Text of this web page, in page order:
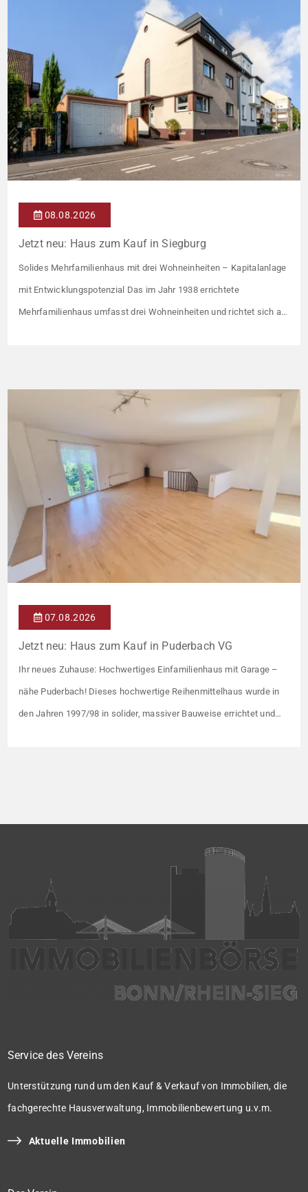
08.08.2026
Jetzt neu: Haus zum Kauf in Siegburg
Solides Mehrfamilienhaus mit drei Wohneinheiten – Kapitalanlage
mit Entwicklungspotenzial Das im Jahr 1938 errichtete
Mehrfamilienhaus umfasst drei Wohneinheiten und richtet sich an
Damit liegt das Mietniveau deutlich unter dem ortsüblichen
07.08.2026
Jetzt neu: Haus zum Kauf in Puderbach VG
Ihr neues Zuhause: Hochwertiges Einfamilienhaus mit Garage –
nähe Puderbach! Dieses hochwertige Reihenmittelhaus wurde in
den Jahren 1997/98 in solider, massiver Bauweise errichtet und
Service des Vereins
Unterstützung rund um den Kauf & Verkauf von Immobilien, die
fachgerechte Hausverwaltung, Immobilienbewertung u.v.m.
Aktuelle Immobilien